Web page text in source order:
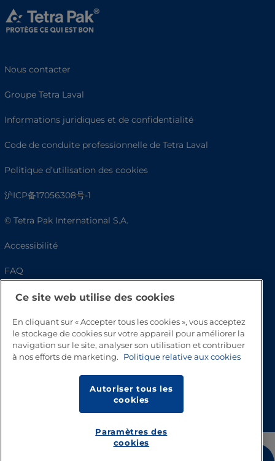
Nous contacter
Groupe Tetra Laval
Informations juridiques et de confidentialité
Code de conduite professionnelle de Tetra Laval
Politique d’utilisation des cookies
沪ICP备17056308号-1
© Tetra Pak International S.A.
Accessibilité
FAQ
Ce site web utilise des cookies
En cliquant sur « Accepter tous les cookies », vous acceptez
le stockage de cookies sur votre appareil pour améliorer la
navigation sur le site, analyser son utilisation et contribuer
à nos efforts de marketing.
Politique relative aux cookies
Autoriser tous les
cookies
Paramètres des
cookies